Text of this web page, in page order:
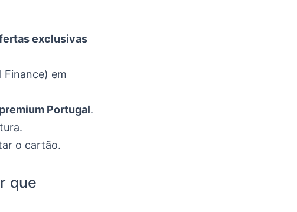
exclusivas
Finance) em
Portugal.
o cartão.
que